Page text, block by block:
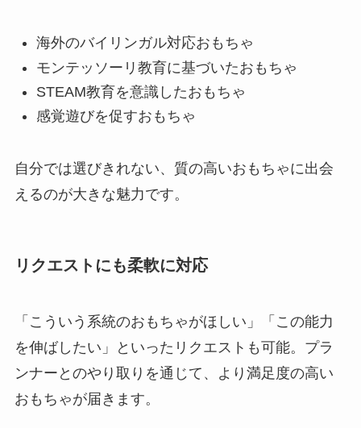
海外のバイリンガル対応おもちゃ
モンテッソーリ教育に基づいたおもちゃ
STEAM教育を意識したおもちゃ
感覚遊びを促すおもちゃ
自分では選びきれない、質の高いおもちゃに出会
えるのが大きな魅力です。
リクエストにも柔軟に対応
「こういう系統のおもちゃがほしい」「この能力
を伸ばしたい」といったリクエストも可能。プラ
ンナーとのやり取りを通じて、より満足度の高い
おもちゃが届きます。